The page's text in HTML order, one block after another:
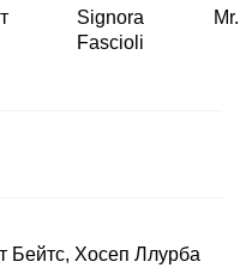
Signora
Fascioli
Бейтс, Хосеп Ллурба